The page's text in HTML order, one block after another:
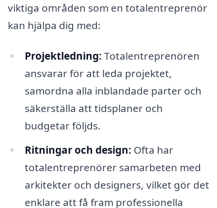
viktiga områden som en totalentreprenör
kan hjälpa dig med:
Projektledning: Totalentreprenören
ansvarar för att leda projektet,
samordna alla inblandade parter och
säkerställa att tidsplaner och
budgetar följds.
Ritningar och design: Ofta har
totalentreprenörer samarbeten med
arkitekter och designers, vilket gör det
enklare att få fram professionella